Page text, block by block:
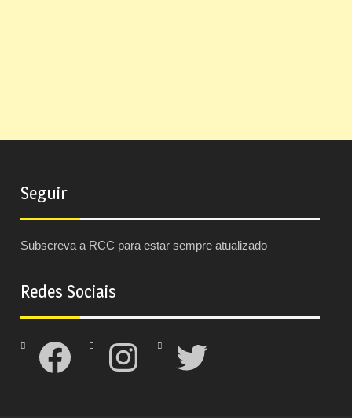
Seguir
Subscreva a RCC para estar sempre atualizado
Redes Sociais
Facebook Instagram Twitter